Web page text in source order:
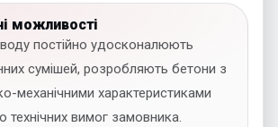
можливості
постійно удосконалюють
сумішей, розробляють бетони з
механічними характеристиками
технічних вимог замовника.